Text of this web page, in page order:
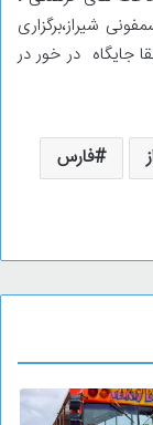
شیراز،برگزاری
جایگاه در خور در
فارس